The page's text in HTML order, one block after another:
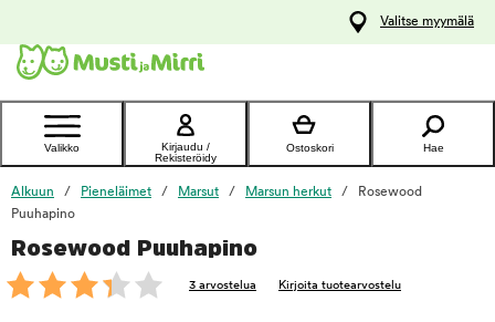
Ota yhteyttä
asiakaspalveluun
Valitse myymälä
Valikko
Kirjaudu /
Rekisteröidy
Ostoskori Hae
Alkuun Pieneläimet Marsut Marsun herkut
Rosewood
Puuhapino
Rosewood Puuhapino
3 arvostelua Kirjoita tuotearvostelu
foo